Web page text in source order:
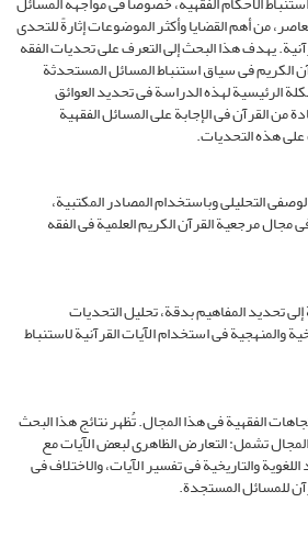
من أهم القضایا وأکثر الموضوعات إثارةً للتحدی
یهدف هذا البحث إلى التعرف على تحدیات الفقه
الکریم فی سیاق استنباط المسائل المستحدثة
الرئیسیة لهذه الدراسة فی تحدید العوائق
من القرآن فی الإجابة على المسائل الفقهیة
هذه التحدیات.
التحلیلی وباستخدام المصادر المکتبیة،
مجال مرجعیة القرآن الکریم العلمیة فی الفقه
تحدید المفاهیم بدقة، تحلیل التحدیات
والمنهجیة فی استخدام الآیات القرآنیة لاستنباط
الفقهیة فی هذا المجال. تُظهر نتائج هذا البحث
تشمل: التعارض الظاهری لبعض الآیات مع
اللغویة والتاریخیة فی تفسیر الآیات، والاختلاف فی
للمسائل المستجدة.